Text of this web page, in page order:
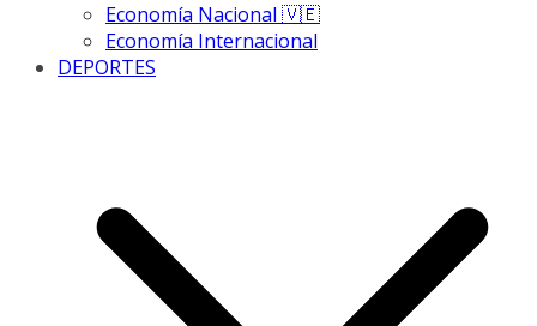
Economía Nacional 🇻🇪
Economía Internacional
DEPORTES